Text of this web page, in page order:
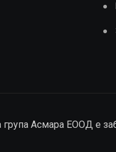
Асмара ЕООД е